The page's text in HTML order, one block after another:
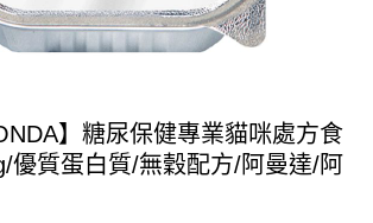
】糖尿保健專業貓咪處方食
優質蛋白質/無穀配方/阿曼達/阿